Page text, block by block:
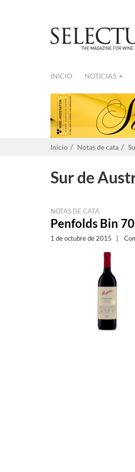
INICIO NOTICIAS
Inicio Notas de cata
Sur de
NOTAS DE CATA
Penfolds Bin
1 de octubre de 2015